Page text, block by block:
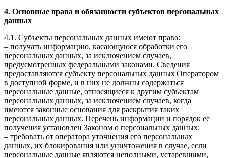
4. Основные права и обязанности субъектов персональных
данных
4.1. Субъекты персональных данных имеют право:
– получать информацию, касающуюся обработки его
персональных данных, за исключением случаев,
предусмотренных федеральными законами. Сведения
предоставляются субъекту персональных данных Оператором
в доступной форме, и в них не должны содержаться
персональные данные, относящиеся к другим субъектам
персональных данных, за исключением случаев, когда
имеются законные основания для раскрытия таких
персональных данных. Перечень информации и порядок ее
получения установлен Законом о персональных данных;
– требовать от оператора уточнения его персональных
данных, их блокирования или уничтожения в случае, если
персональные данные являются неполными, устаревшими,